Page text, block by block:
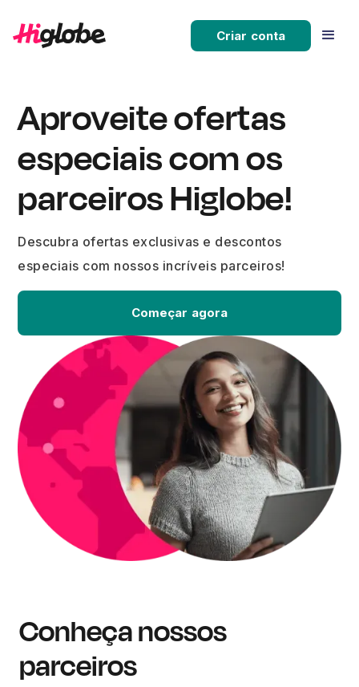
Criar conta
Aproveite ofertas
especiais com os
parceiros Higlobe!
Descubra ofertas exclusivas e descontos
especiais com nossos incríveis parceiros!
Começar agora
Conheça nossos
parceiros